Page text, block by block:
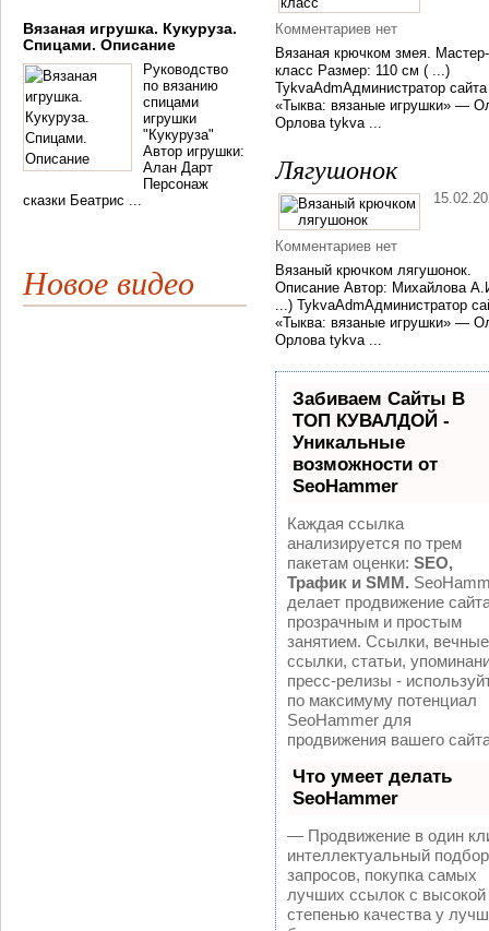
Комментариев нет
Вязаная крючком змея. Мастер-
класс Размер: 110 см ( ...)
TykvaAdmАдминистратор сайта
«Тыква: вязаные игрушки» —
Орлова tykva ...
Лягушонок
Комментариев нет
Вязаный крючком лягушонок.
Описание Автор: Михайлова
...) TykvaAdmАдминистратор
«Тыква: вязаные игрушки» —
Орлова tykva ...
Забиваем Сайты В
ТОП КУВАЛДОЙ -
Уникальные
возможности от
SeoHammer
Каждая ссылка
анализируется по трем
пакетам оценки: SEO,
Трафик и SMM.
делает продвижение
прозрачным и простым
занятием. Ссылки, вечные
ссылки, статьи,
пресс-релизы -
по максимуму потенциал
SeoHammer для
продвижения вашего
Что умеет делать
SeoHammer
— Продвижение в один
интеллектуальный подбор
запросов, покупка самых
лучших ссылок с высокой
степенью качества у
Вязаная игрушка. Кукуруза.
Спицами. Описание
Руководство
по вязанию
спицами
игрушки
"Кукуруза"
Автор игрушки:
Алан Дарт
Персонаж
сказки Беатрис ...
Новое видео